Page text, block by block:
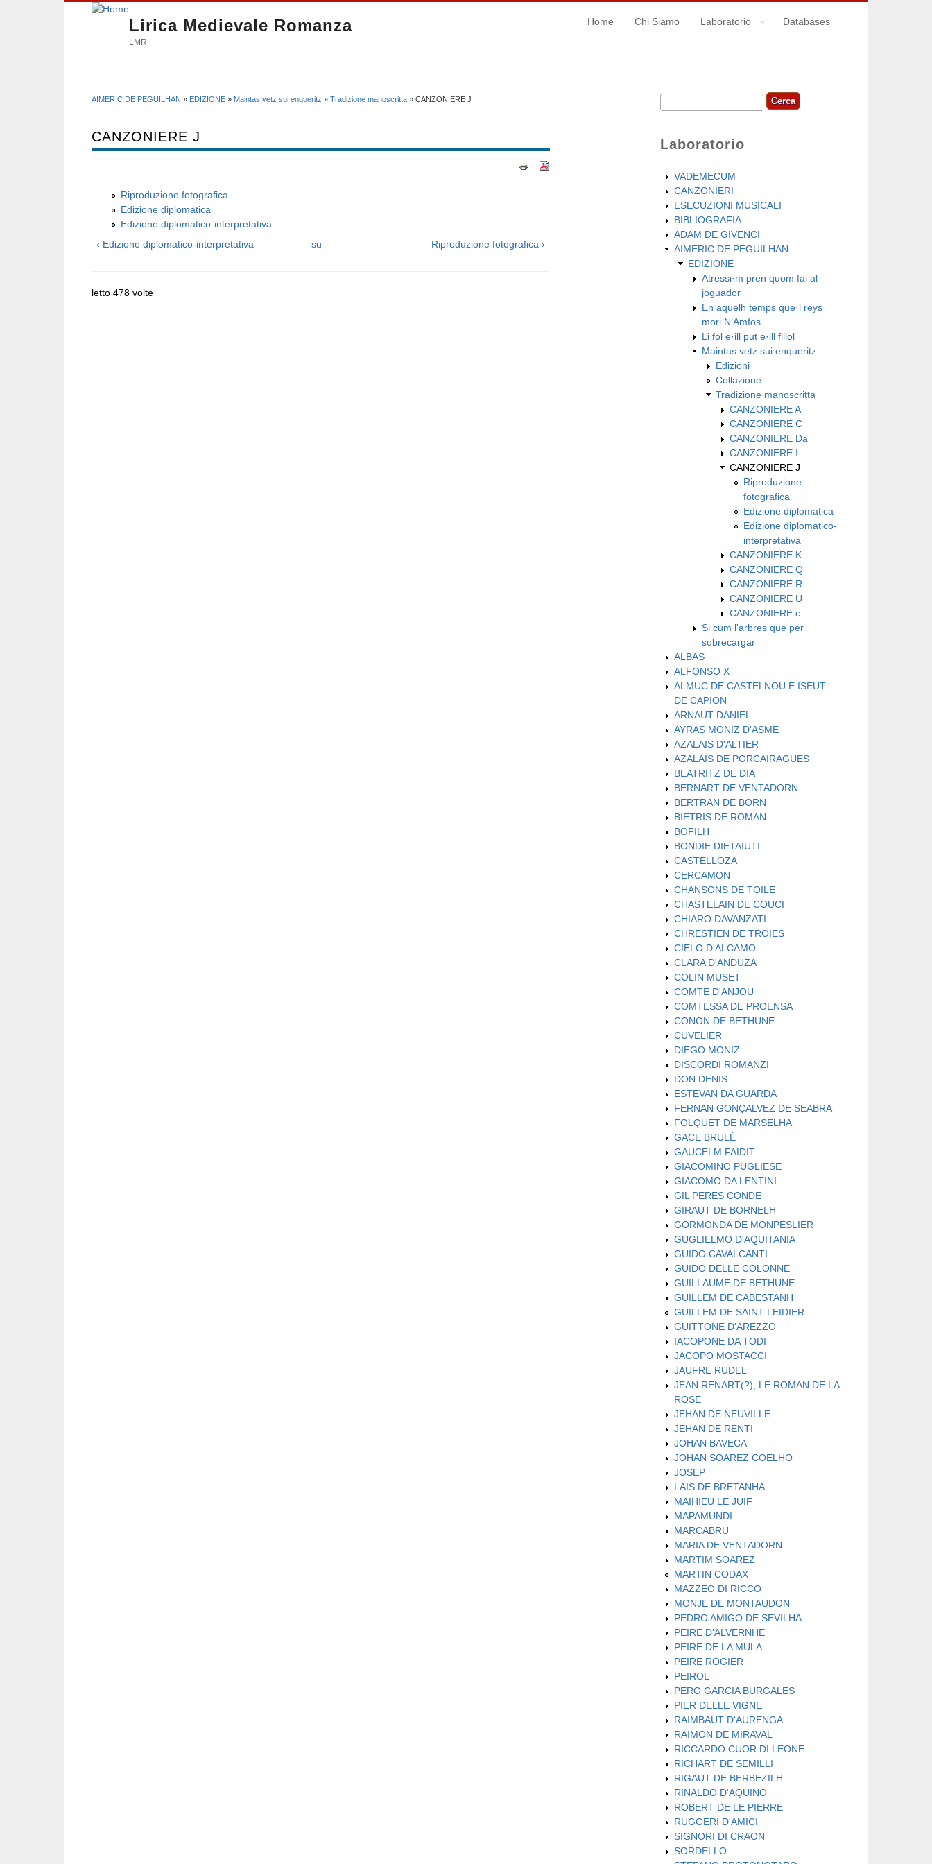
Lirica Medievale Romanza
LMR
Home Chi Siamo Laboratorio Databases
AIMERIC DE PEGUILHAN » EDIZIONE » Maintas vetz sui enqueritz » Tradizione manoscritta » CANZONIERE J
CANZONIERE J
Riproduzione fotografica
Edizione diplomatica
Edizione diplomatico-interpretativa
‹ Edizione diplomatico-interpretativa
su Riproduzione fotografica ›
letto 478 volte
Form di ricerca
Cerca
Laboratorio
VADEMECUM
CANZONIERI
ESECUZIONI MUSICALI
BIBLIOGRAFIA
ADAM DE GIVENCI
AIMERIC DE PEGUILHAN
EDIZIONE
Atressi·m pren quom fai al
joguador
En aquelh temps que·l reys
mori N’Amfos
Li fol e·ill put e·ill fillol
Maintas vetz sui enqueritz
Edizioni
Collazione
Tradizione manoscritta
CANZONIERE A
CANZONIERE C
CANZONIERE Da
CANZONIERE I
CANZONIERE J
Riproduzione
fotografica
Edizione diplomatica
Edizione diplomatico-
interpretativa
CANZONIERE K
CANZONIERE Q
CANZONIERE R
CANZONIERE U
CANZONIERE c
Si cum l'arbres que per
sobrecargar
ALBAS
ALFONSO X
ALMUC DE CASTELNOU E ISEUT
DE CAPION
ARNAUT DANIEL
AYRAS MONIZ D'ASME
AZALAIS D'ALTIER
AZALAIS DE PORCAIRAGUES
BEATRITZ DE DIA
BERNART DE VENTADORN
BERTRAN DE BORN
BIETRIS DE ROMAN
BOFILH
BONDIE DIETAIUTI
CASTELLOZA
CERCAMON
CHANSONS DE TOILE
CHASTELAIN DE COUCI
CHIARO DAVANZATI
CHRESTIEN DE TROIES
CIELO D'ALCAMO
CLARA D'ANDUZA
COLIN MUSET
COMTE D'ANJOU
COMTESSA DE PROENSA
CONON DE BETHUNE
CUVELIER
DIEGO MONIZ
DISCORDI ROMANZI
DON DENIS
ESTEVAN DA GUARDA
FERNAN GONÇALVEZ DE SEABRA
FOLQUET DE MARSELHA
GACE BRULÉ
GAUCELM FAIDIT
GIACOMINO PUGLIESE
GIACOMO DA LENTINI
GIL PERES CONDE
GIRAUT DE BORNELH
GORMONDA DE MONPESLIER
GUGLIELMO D'AQUITANIA
GUIDO CAVALCANTI
GUIDO DELLE COLONNE
GUILLAUME DE BETHUNE
GUILLEM DE CABESTANH
GUILLEM DE SAINT LEIDIER
GUITTONE D'AREZZO
IACOPONE DA TODI
JACOPO MOSTACCI
JAUFRE RUDEL
JEAN RENART(?), LE ROMAN DE LA
ROSE
JEHAN DE NEUVILLE
JEHAN DE RENTI
JOHAN BAVECA
JOHAN SOAREZ COELHO
JOSEP
LAIS DE BRETANHA
MAIHIEU LE JUIF
MAPAMUNDI
MARCABRU
MARIA DE VENTADORN
MARTIM SOAREZ
MARTIN CODAX
MAZZEO DI RICCO
MONJE DE MONTAUDON
PEDRO AMIGO DE SEVILHA
PEIRE D'ALVERNHE
PEIRE DE LA MULA
PEIRE ROGIER
PEIROL
PERO GARCIA BURGALES
PIER DELLE VIGNE
RAIMBAUT D'AURENGA
RAIMON DE MIRAVAL
RICCARDO CUOR DI LEONE
RICHART DE SEMILLI
RIGAUT DE BERBEZILH
RINALDO D'AQUINO
ROBERT DE LE PIERRE
RUGGERI D'AMICI
SIGNORI DI CRAON
SORDELLO